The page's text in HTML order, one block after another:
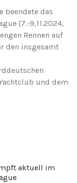
beendete das
(7.-9,11.2024,
Rennen auf
den insgesamt
und dem
aktuell im